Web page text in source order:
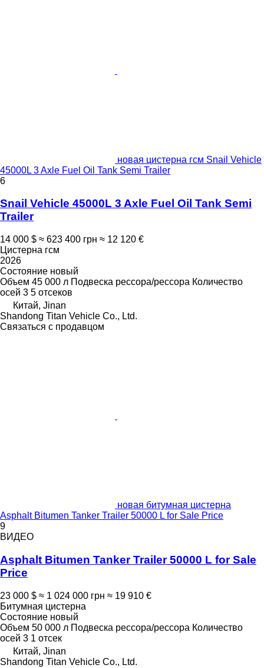
новая цистерна гсм Snail Vehicle
45000L 3 Axle Fuel Oil Tank Semi Trailer
6
Snail Vehicle 45000L 3 Axle Fuel Oil Tank Semi
Trailer
14 000 $ ≈ 623 400 грн ≈ 12 120 €
Цистерна гсм
2026
Состояние новый
Объем 45 000 л Подвеска рессора/рессора Количество
осей 3 5 отсеков
Китай, Jinan
Shandong Titan Vehicle Co., Ltd.
Связаться с продавцом
новая битумная цистерна
Asphalt Bitumen Tanker Trailer 50000 L for Sale Price
9
ВИДЕО
Asphalt Bitumen Tanker Trailer 50000 L for Sale
Price
23 000 $ ≈ 1 024 000 грн ≈ 19 910 €
Битумная цистерна
Состояние новый
Объем 50 000 л Подвеска рессора/рессора Количество
осей 3 1 отсек
Китай, Jinan
Shandong Titan Vehicle Co., Ltd.